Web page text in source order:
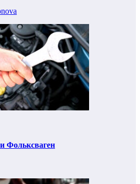
Фольксваген